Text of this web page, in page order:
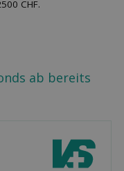
CHF.
ab bereits